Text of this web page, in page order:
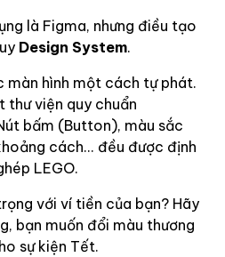
là Figma, nhưng điều tạo
Design System.
màn hình một cách tự phát.
thư viện quy chuẩn
bấm (Button), màu sắc
cách... đều được định
LEGO.
với ví tiền của bạn? Hãy
bạn muốn đổi màu thương
sự kiện Tết.